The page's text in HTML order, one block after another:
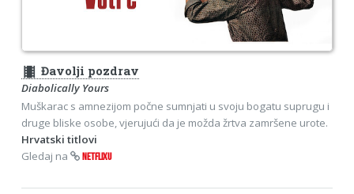
theaters Đavolji pozdrav
Diabolically Yours
Muškarac s amnezijom počne sumnjati u svoju bogatu suprugu i
druge bliske osobe, vjerujući da je možda žrtva zamršene urote.
Hrvatski titlovi
Gledaj na
NETFLIXU